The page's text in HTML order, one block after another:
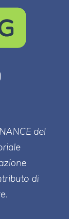
del
di